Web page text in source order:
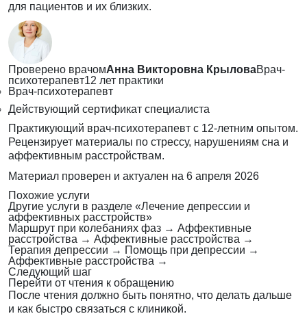
для пациентов и их близких.
Проверено врачомАнна Викторовна КрыловаВрач-
психотерапевт12 лет практики
Врач-психотерапевт
Действующий сертификат специалиста
Практикующий врач-психотерапевт с 12-летним опытом.
Рецензирует материалы по стрессу, нарушениям сна и
аффективным расстройствам.
Материал проверен и актуален на 6 апреля 2026
Похожие услуги
Другие услуги в разделе «Лечение депрессии и
аффективных расстройств»
Маршрут при колебаниях фаз → Аффективные
расстройства → Аффективные расстройства →
Терапия депрессии → Помощь при депрессии →
Аффективные расстройства →
Следующий шаг
Перейти от чтения к обращению
После чтения должно быть понятно, что делать дальше
и как быстро связаться с клиникой.